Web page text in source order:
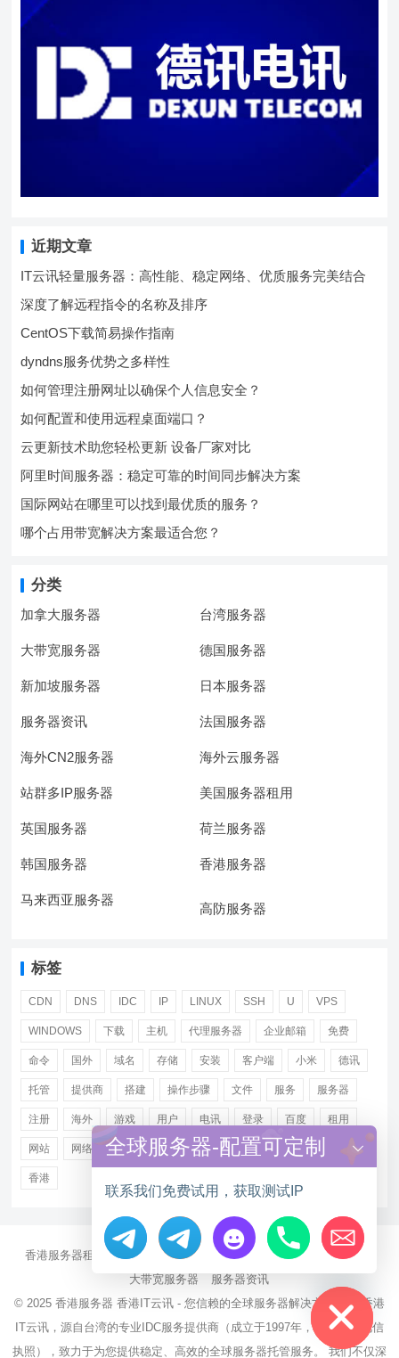
近期文章
IT云讯轻量服务器：高性能、稳定网络、优质服务完美结合
深度了解远程指令的名称及排序
CentOS下载简易操作指南
dyndns服务优势之多样性
如何管理注册网址以确保个人信息安全？
如何配置和使用远程桌面端口？
云更新技术助您轻松更新 设备厂家对比
阿里时间服务器：稳定可靠的时间同步解决方案
国际网站在哪里可以找到最优质的服务？
哪个占用带宽解决方案最适合您？
分类
加拿大服务器 台湾服务器
大带宽服务器 德国服务器
新加坡服务器 日本服务器
服务器资讯 法国服务器
海外CN2服务器 海外云服务器
站群多IP服务器 美国服务器租用
英国服务器 荷兰服务器
韩国服务器 香港服务器
马来西亚服务器
高防服务器
标签
CDN DNS IDC IP LINUX SSH U VPS
WINDOWS 下载 主机 代理服务器 企业邮箱 免费
命令 国外 域名 存储 安装 客户端 小米 德讯
托管 提供商 搭建 操作步骤 文件 服务 服务器
注册 海外 游戏 用户 电讯 登录 百度 租用
网站 网络 腾讯 虚拟主机 证书 配置 阿里
香港
香港服务器租用 海外CN2服务器 站群多IP服务器
海外云服务器
大带宽服务器
服务器资讯
© 2025 香港服务器 香港IT云讯 - 您信赖的全球服务器解决方案伙伴 香港
IT云讯，源自台湾的专业IDC服务提供商（成立于1997年，持有NCC电信
执照），致力于为您提供稳定、高效的全球服务器托管服务。 我们不仅深
Hide chaty
全球服务器-配置可定制
联系我们免费试用，获取测试IP